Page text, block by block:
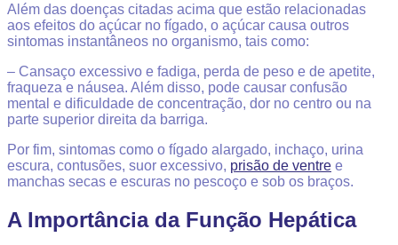
Além das doenças citadas acima que estão relacionadas
aos efeitos do açúcar no fígado, o açúcar causa outros
sintomas instantâneos no organismo, tais como:
– Cansaço excessivo e fadiga, perda de peso e de apetite,
fraqueza e náusea. Além disso, pode causar confusão
mental e dificuldade de concentração, dor no centro ou na
parte superior direita da barriga.
Por fim, sintomas como o fígado alargado, inchaço, urina
escura, contusões, suor excessivo, prisão de ventre e
manchas secas e escuras no pescoço e sob os braços.
A Importância da Função Hepática